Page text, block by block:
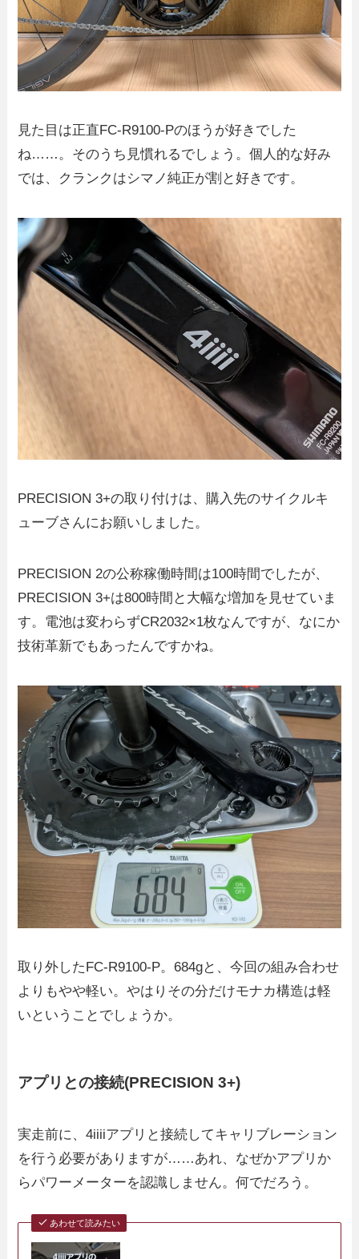
見た目は正直FC-R9100-Pのほうが好きでした
ね……。そのうち見慣れるでしょう。個人的な好み
では、クランクはシマノ純正が割と好きです。
PRECISION 3+の取り付けは、購入先のサイクルキ
ューブさんにお願いしました。
PRECISION 2の公称稼働時間は100時間でしたが、
PRECISION 3+は800時間と大幅な増加を見せていま
す。電池は変わらずCR2032×1枚なんですが、なにか
技術革新でもあったんですかね。
取り外したFC-R9100-P。684gと、今回の組み合わせ
よりもやや軽い。やはりその分だけモナカ構造は軽
いということでしょうか。
アプリとの接続(PRECISION 3+)
実走前に、4iiiiアプリと接続してキャリブレーション
を行う必要がありますが……あれ、なぜかアプリか
らパワーメーターを認識しません。何でだろう。
あわせて読みたい